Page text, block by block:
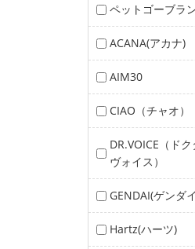
ペットゴーブラ
ACANA(アカナ)
AIM30
CIAO（チャオ）
DR.VOICE（ドク
ヴォイス）
GENDAI(ゲンダ
Hartz(ハーツ)